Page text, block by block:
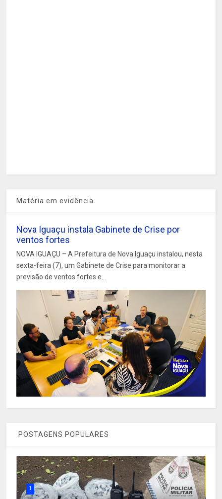
Matéria em evidência
Nova Iguaçu instala Gabinete de Crise por
ventos fortes
NOVA IGUAÇU – A Prefeitura de Nova Iguaçu instalou, nesta
sexta-feira (7), um Gabinete de Crise para monitorar a
previsão de ventos fortes e...
POSTAGENS POPULARES
1